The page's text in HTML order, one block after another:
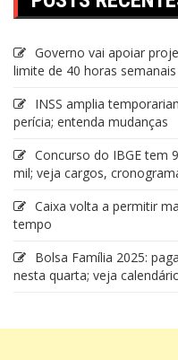
Governo vai apoiar
limite de 40 horas semanais
INSS amplia
perícia; entenda mudanças
Concurso do IBGE tem
mil; veja cargos,
Caixa volta a permitir
tempo
Bolsa Família 2025:
nesta quarta; veja